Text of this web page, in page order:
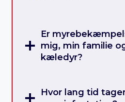
Er
mig, min familie
kæledyr?
Hvor lang tid